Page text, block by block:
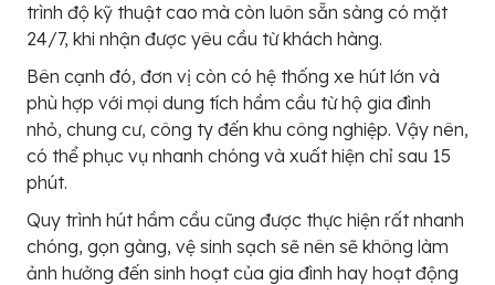
trình độ kỹ thuật cao mà còn luôn sẵn sàng có mặt
24/7, khi nhận được yêu cầu từ khách hàng.
Bên cạnh đó, đơn vị còn có hệ thống xe hút lớn và
phù hợp với mọi dung tích hầm cầu từ hộ gia đình
nhỏ, chung cư, công ty đến khu công nghiệp. Vậy nên,
có thể phục vụ nhanh chóng và xuất hiện chỉ sau 15
phút.
Quy trình hút hầm cầu cũng được thực hiện rất nhanh
chóng, gọn gàng, vệ sinh sạch sẽ nên sẽ không làm
ảnh hưởng đến sinh hoạt của gia đình hay hoạt động